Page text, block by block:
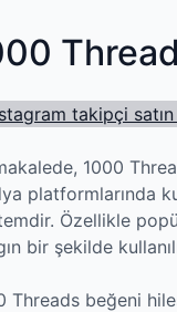
1000
platformlarında
Özellikle
bir şekilde
Threads beğeni